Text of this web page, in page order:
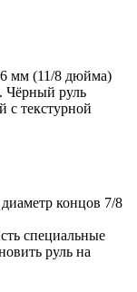
мм (11/8 дюйма)
Чёрный руль
с текстурной
концов 7/8
специальные
руль на